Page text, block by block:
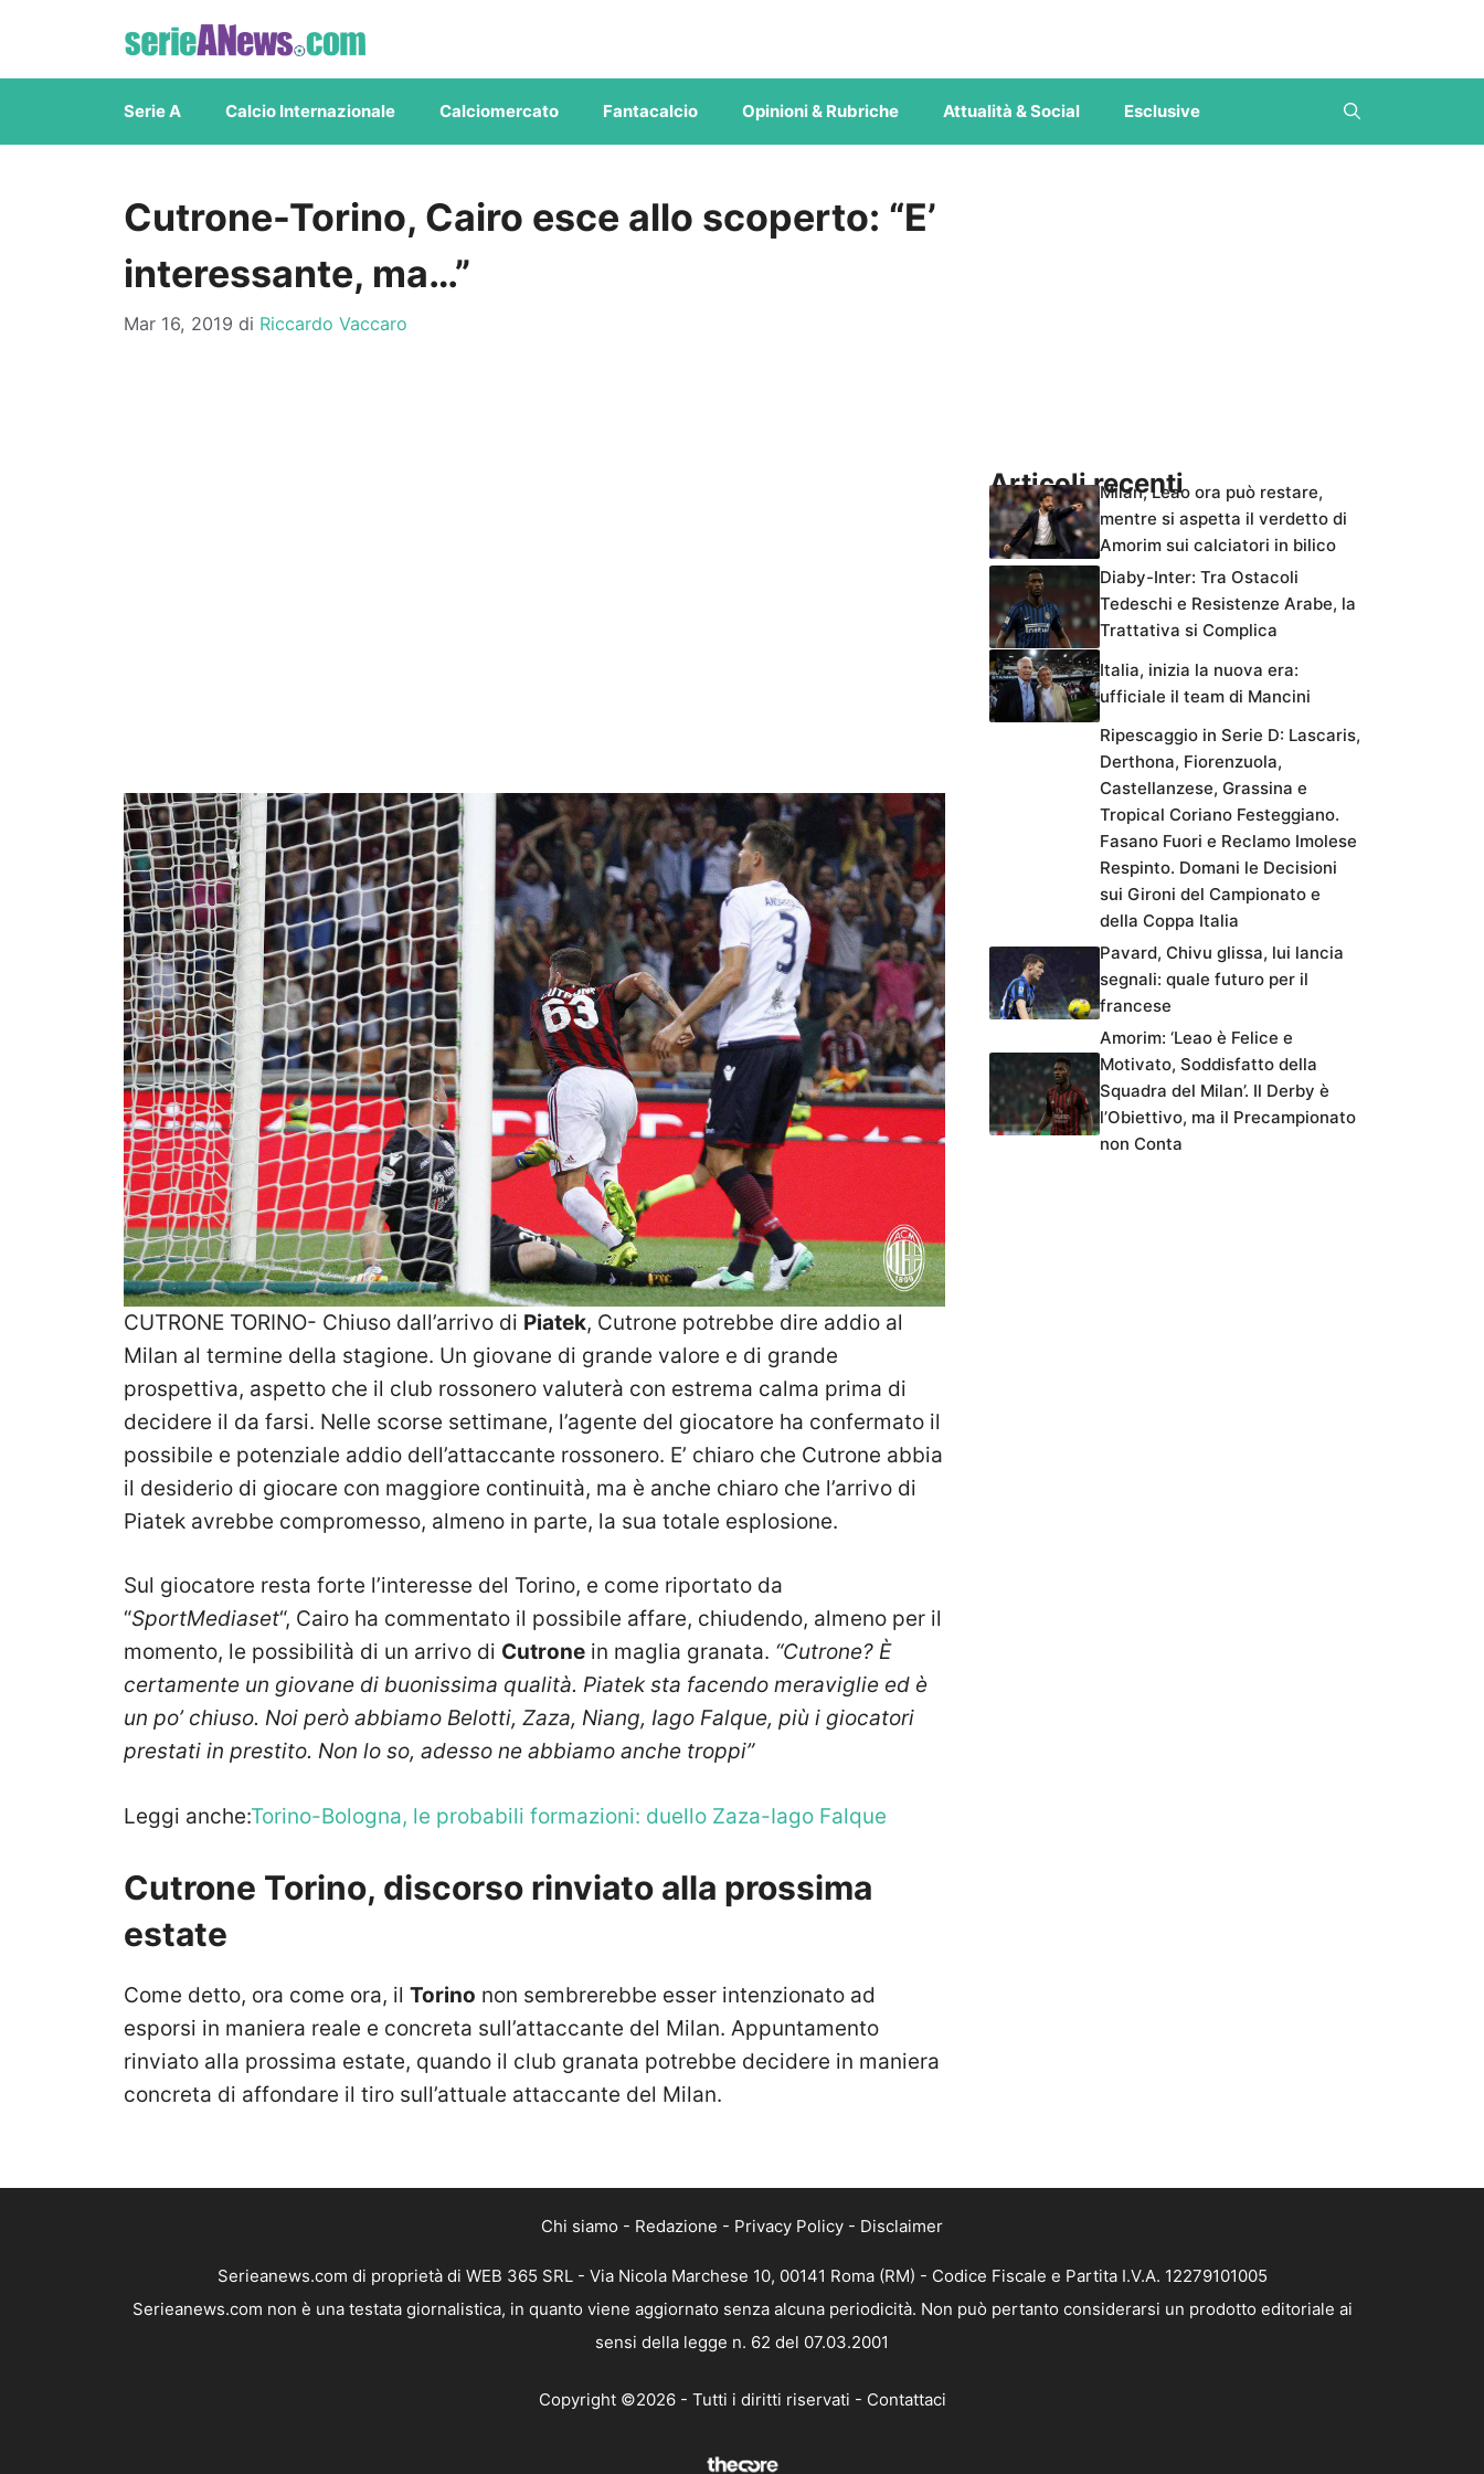
contenuto
Serie A Calcio Internazionale Calciomercato Fantacalcio Opinioni & Rubriche Attualità & Social Esclusive
Cutrone-Torino, Cairo esce allo scoperto: “E’
interessante, ma…”
Mar 16, 2019 di Riccardo Vaccaro
CUTRONE TORINO- Chiuso dall’arrivo di Piatek, Cutrone potrebbe dire addio al
Milan al termine della stagione. Un giovane di grande valore e di grande
prospettiva, aspetto che il club rossonero valuterà con estrema calma prima di
decidere il da farsi. Nelle scorse settimane, l’agente del giocatore ha confermato il
possibile e potenziale addio dell’attaccante rossonero. E’ chiaro che Cutrone abbia
il desiderio di giocare con maggiore continuità, ma è anche chiaro che l’arrivo di
Piatek avrebbe compromesso, almeno in parte, la sua totale esplosione.
Sul giocatore resta forte l’interesse del Torino, e come riportato da
“SportMediaset“, Cairo ha commentato il possibile affare, chiudendo, almeno per il
momento, le possibilità di un arrivo di Cutrone in maglia granata. “Cutrone? È
certamente un giovane di buonissima qualità. Piatek sta facendo meraviglie ed è
un po’ chiuso. Noi però abbiamo Belotti, Zaza, Niang, Iago Falque, più i giocatori
prestati in prestito. Non lo so, adesso ne abbiamo anche troppi”
Leggi anche:Torino-Bologna, le probabili formazioni: duello Zaza-Iago Falque
Cutrone Torino, discorso rinviato alla prossima
estate
Come detto, ora come ora, il Torino non sembrerebbe esser intenzionato ad
esporsi in maniera reale e concreta sull’attaccante del Milan. Appuntamento
rinviato alla prossima estate, quando il club granata potrebbe decidere in maniera
concreta di affondare il tiro sull’attuale attaccante del Milan.
Articoli recentiMilan, Leao ora può restare,
mentre si aspetta il verdetto di
Amorim sui calciatori in bilico
Diaby-Inter: Tra Ostacoli
Tedeschi e Resistenze Arabe, la
Trattativa si Complica
Italia, inizia la nuova era:
ufficiale il team di Mancini
Ripescaggio in Serie D: Lascaris,
Derthona, Fiorenzuola,
Castellanzese, Grassina e
Tropical Coriano Festeggiano.
Fasano Fuori e Reclamo Imolese
Respinto. Domani le Decisioni
sui Gironi del Campionato e
della Coppa Italia
Pavard, Chivu glissa, lui lancia
segnali: quale futuro per il
francese
Amorim: ‘Leao è Felice e
Motivato, Soddisfatto della
Squadra del Milan’. Il Derby è
l’Obiettivo, ma il Precampionato
non Conta
Chi siamo - Redazione - Privacy Policy - Disclaimer
Serieanews.com di proprietà di WEB 365 SRL - Via Nicola Marchese 10, 00141 Roma (RM) - Codice Fiscale e Partita I.V.A. 12279101005
Serieanews.com non è una testata giornalistica, in quanto viene aggiornato senza alcuna periodicità. Non può pertanto considerarsi un prodotto editoriale ai
sensi della legge n. 62 del 07.03.2001
Copyright ©2026 - Tutti i diritti riservati - Contattaci